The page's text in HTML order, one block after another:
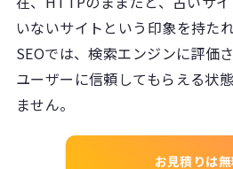
いないサイトという印象を持た
SEOでは、検索エンジンに評価
ユーザーに信頼してもらえる状
ません。
お見積りは